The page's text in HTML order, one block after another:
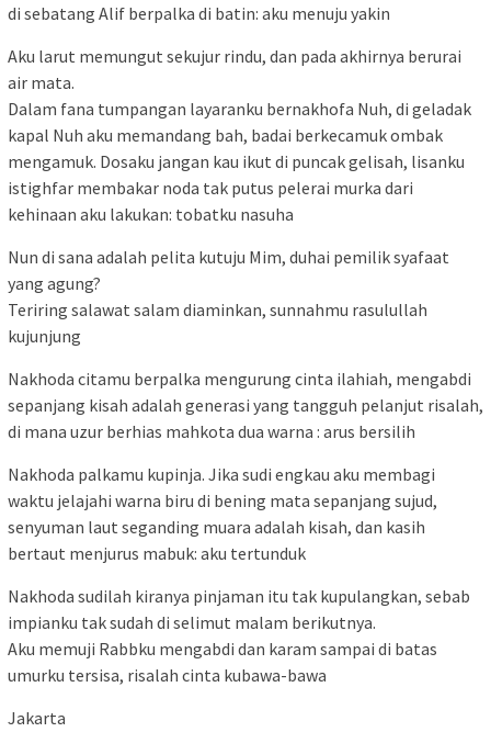
di sebatang Alif berpalka di batin: aku menuju yakin
Aku larut memungut sekujur rindu, dan pada akhirnya berurai
air mata.
Dalam fana tumpangan layaranku bernakhofa Nuh, di geladak
kapal Nuh aku memandang bah, badai berkecamuk ombak
mengamuk. Dosaku jangan kau ikut di puncak gelisah, lisanku
istighfar membakar noda tak putus pelerai murka dari
kehinaan aku lakukan: tobatku nasuha
Nun di sana adalah pelita kutuju Mim, duhai pemilik syafaat
yang agung?
Teriring salawat salam diaminkan, sunnahmu rasulullah
kujunjung
Nakhoda citamu berpalka mengurung cinta ilahiah, mengabdi
sepanjang kisah adalah generasi yang tangguh pelanjut risalah,
di mana uzur berhias mahkota dua warna : arus bersilih
Nakhoda palkamu kupinja. Jika sudi engkau aku membagi
waktu jelajahi warna biru di bening mata sepanjang sujud,
senyuman laut seganding muara adalah kisah, dan kasih
bertaut menjurus mabuk: aku tertunduk
Nakhoda sudilah kiranya pinjaman itu tak kupulangkan, sebab
impianku tak sudah di selimut malam berikutnya.
Aku memuji Rabbku mengabdi dan karam sampai di batas
umurku tersisa, risalah cinta kubawa-bawa
Jakarta